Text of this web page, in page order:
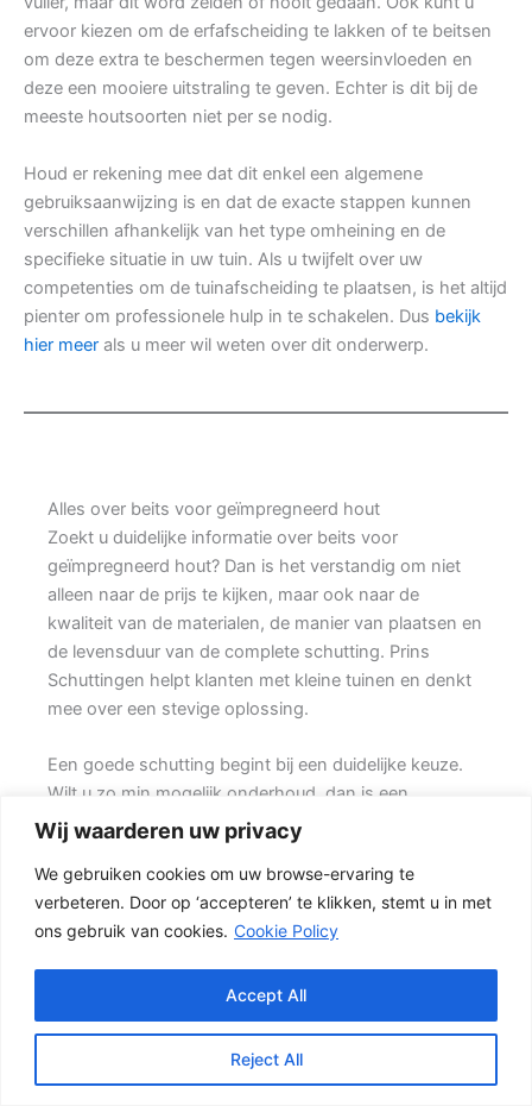
Wij waarderen uw privacy
We gebruiken cookies om uw browse-ervaring te
verbeteren. Door op ‘accepteren’ te klikken, stemt u in met
ons gebruik van cookies. Cookie Policy
Reject All
Accept All
ervoor kiezen om de erfafscheiding te lakken of te beitsen
om deze extra te beschermen tegen weersinvloeden en
deze een mooiere uitstraling te geven. Echter is dit bij de
meeste houtsoorten niet per se nodig.
Houd er rekening mee dat dit enkel een algemene
gebruiksaanwijzing is en dat de exacte stappen kunnen
verschillen afhankelijk van het type omheining en de
specifieke situatie in uw tuin. Als u twijfelt over uw
competenties om de tuinafscheiding te plaatsen, is het altijd
pienter om professionele hulp in te schakelen. Dus bekijk
hier meer als u meer wil weten over dit onderwerp.
Alles over beits voor geïmpregneerd hout
Zoekt u duidelijke informatie over beits voor
geïmpregneerd hout? Dan is het verstandig om niet
alleen naar de prijs te kijken, maar ook naar de
kwaliteit van de materialen, de manier van plaatsen en
de levensduur van de complete schutting. Prins
Schuttingen helpt klanten met kleine tuinen en denkt
mee over een stevige oplossing.
Een goede schutting begint bij een duidelijke keuze.
Wilt u zo min mogelijk onderhoud, dan is een
betonschutting of hout-beton combinatie vaak een
slimme keuze. Ook de ondergrond, de lengte van de
schutting en de aanwezigheid van poorten of hoeken
hebben invloed op de beste oplossing.
Een hout-beton schutting is populair omdat deze
stevig is en toch een warme uitstraling heeft. {De
betonnen onderzijde beschermt het hout tegen direct